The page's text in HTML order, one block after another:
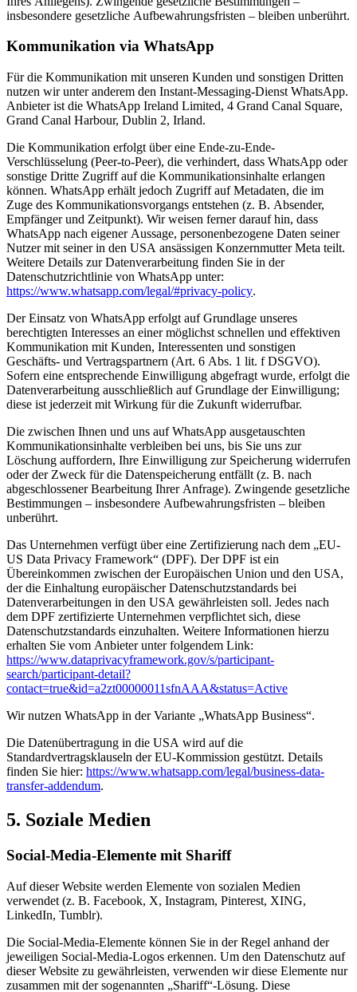
insbesondere gesetzliche Aufbewahrungsfristen – bleiben unberührt.
Kommunikation via WhatsApp
Für die Kommunikation mit unseren Kunden und sonstigen Dritten
nutzen wir unter anderem den Instant-Messaging-Dienst WhatsApp.
Anbieter ist die WhatsApp Ireland Limited, 4 Grand Canal Square,
Grand Canal Harbour, Dublin 2, Irland.
Die Kommunikation erfolgt über eine Ende-zu-Ende-
Verschlüsselung (Peer-to-Peer), die verhindert, dass WhatsApp oder
sonstige Dritte Zugriff auf die Kommunikationsinhalte erlangen
können. WhatsApp erhält jedoch Zugriff auf Metadaten, die im
Zuge des Kommunikationsvorgangs entstehen (z. B. Absender,
Empfänger und Zeitpunkt). Wir weisen ferner darauf hin, dass
WhatsApp nach eigener Aussage, personenbezogene Daten seiner
Nutzer mit seiner in den USA ansässigen Konzernmutter Meta teilt.
Weitere Details zur Datenverarbeitung finden Sie in der
Datenschutzrichtlinie von WhatsApp unter:
https://www.whatsapp.com/legal/#privacy-policy.
Der Einsatz von WhatsApp erfolgt auf Grundlage unseres
berechtigten Interesses an einer möglichst schnellen und effektiven
Kommunikation mit Kunden, Interessenten und sonstigen
Geschäfts- und Vertragspartnern (Art. 6 Abs. 1 lit. f DSGVO).
Sofern eine entsprechende Einwilligung abgefragt wurde, erfolgt die
Datenverarbeitung ausschließlich auf Grundlage der Einwilligung;
diese ist jederzeit mit Wirkung für die Zukunft widerrufbar.
Die zwischen Ihnen und uns auf WhatsApp ausgetauschten
Kommunikationsinhalte verbleiben bei uns, bis Sie uns zur
Löschung auffordern, Ihre Einwilligung zur Speicherung widerrufen
oder der Zweck für die Datenspeicherung entfällt (z. B. nach
abgeschlossener Bearbeitung Ihrer Anfrage). Zwingende gesetzliche
Bestimmungen – insbesondere Aufbewahrungsfristen – bleiben
unberührt.
Das Unternehmen verfügt über eine Zertifizierung nach dem „EU-
US Data Privacy Framework“ (DPF). Der DPF ist ein
Übereinkommen zwischen der Europäischen Union und den USA,
der die Einhaltung europäischer Datenschutzstandards bei
Datenverarbeitungen in den USA gewährleisten soll. Jedes nach
dem DPF zertifizierte Unternehmen verpflichtet sich, diese
Datenschutzstandards einzuhalten. Weitere Informationen hierzu
erhalten Sie vom Anbieter unter folgendem Link:
https://www.dataprivacyframework.gov/s/participant-
search/participant-detail?
contact=true&id=a2zt00000011sfnAAA&status=Active
Wir nutzen WhatsApp in der Variante „WhatsApp Business“.
Die Datenübertragung in die USA wird auf die
Standardvertragsklauseln der EU-Kommission gestützt. Details
finden Sie hier: https://www.whatsapp.com/legal/business-data-
transfer-addendum.
5. Soziale Medien
Social-Media-Elemente mit Shariff
Auf dieser Website werden Elemente von sozialen Medien
verwendet (z. B. Facebook, X, Instagram, Pinterest, XING,
LinkedIn, Tumblr).
Die Social-Media-Elemente können Sie in der Regel anhand der
jeweiligen Social-Media-Logos erkennen. Um den Datenschutz auf
dieser Website zu gewährleisten, verwenden wir diese Elemente nur
zusammen mit der sogenannten „Shariff“-Lösung. Diese